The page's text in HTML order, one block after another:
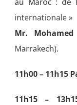
internationale »
Mr.
Marrakech).
11h00 – 11h15
11h15 –